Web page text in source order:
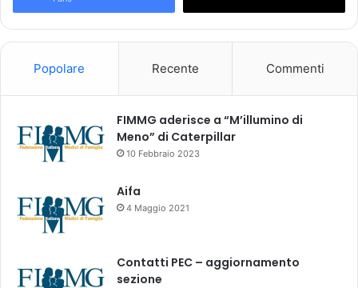
v
e
,
m
a
e
r
n
a
g
o
2
3
Popolare Recente Commenti
FIMMG aderisce a “M’illumino di
Meno” di Caterpillar
10 Febbraio 2023
Aifa
4 Maggio 2021
Contatti PEC – aggiornamento
sezione